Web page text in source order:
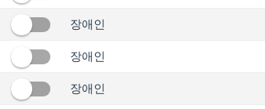
iplogger.com
iplogger.co
장애인
장애인
장애인